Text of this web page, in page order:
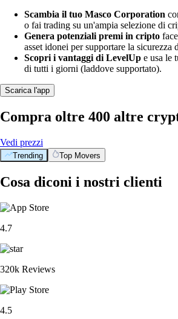
Scambia il tuo Masco Corporation
o fai trading su un'ampia selezione di
Genera potenziali premi in cripto
asset idonei per supportare la sicurezza
Scopri i vantaggi di LevelUp e usa le
di tutti i giorni (laddove supportato).
Scarica l'app
Compra oltre 400 altre
Vedi prezzi
Trending Top Movers
Cosa diconi i nostri clienti
4.7
320k Reviews
4.5